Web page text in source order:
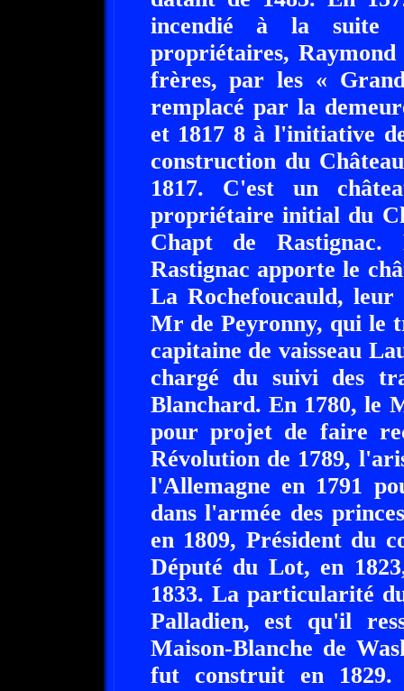
incendié à la suite
propriétaires,
frères, par les «
remplacé par la
et 1817 8 à l'initiative
construction du
1817. C'est un
propriétaire initial du
Chapt de
Rastignac apporte le
La Rochefoucauld,
Mr de Peyronny, qui le
capitaine de vaisseau
chargé du suivi des
Blanchard. En 1780, le
pour projet de faire
Révolution de 1789,
l'Allemagne en 1791
dans l'armée des
en 1809, Président du
Député du Lot, en
1833. La particularité
Palladien, est qu'il
Maison-Blanche de
fut construit en 1829.